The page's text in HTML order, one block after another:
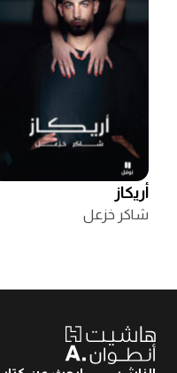
أريكاز
شاكر خزعل